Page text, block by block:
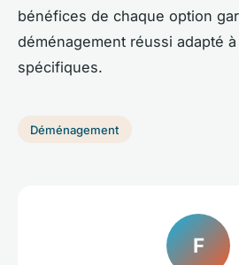
bénéfices de chaque option
déménagement réussi adapté
spécifiques.
Déménagement
F